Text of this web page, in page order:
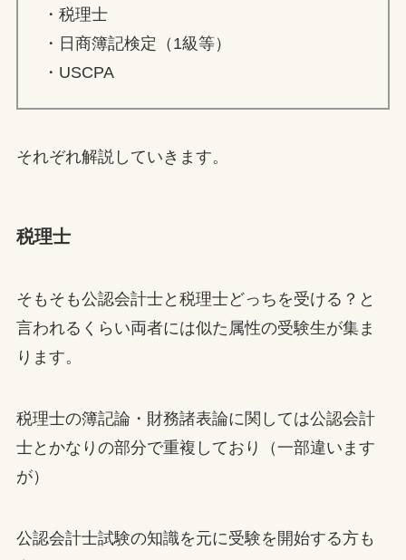
・税理士
・日商簿記検定（1級等）
・USCPA
それぞれ解説していきます。
税理士
そもそも公認会計士と税理士どっちを受ける？と
言われるくらい両者には似た属性の受験生が集ま
ります。
税理士の簿記論・財務諸表論に関しては公認会計
士とかなりの部分で重複しており（一部違います
が）
公認会計士試験の知識を元に受験を開始する方も